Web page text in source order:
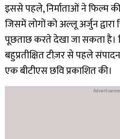
इससे पहले, निर्माताओं ने फिल्म
जिसमें लोगों को अल्लू अर्जुन द्वारा
पूछताछ करते देखा जा सकता है।
बहुप्रतीक्षित टीज़र से पहले
एक बीटीएस छवि प्रकाशित की।